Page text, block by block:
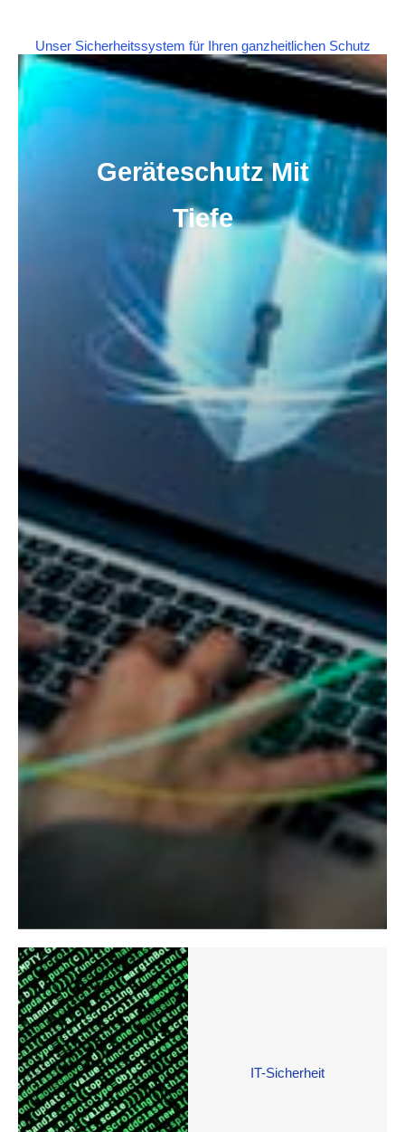
Unser Sicherheitssystem für Ihren ganzheitlichen Schutz
Geräteschutz Mit
Tiefe
IT-Sicherheit